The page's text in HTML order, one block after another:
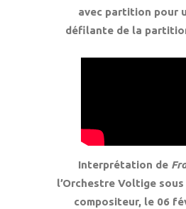
avec partition pour
défilante de la
Interprétation de
l’Orchestre Voltige
compositeur, le 06